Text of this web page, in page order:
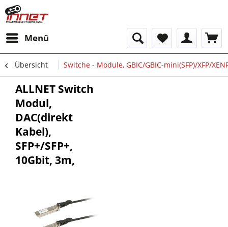
Menü
Übersicht Switche - Module, GBIC/GBIC-mini(SFP)/XFP/
ALLNET Switch
Modul,
DAC(direkt
Kabel),
SFP+/SFP+,
10Gbit, 3m,